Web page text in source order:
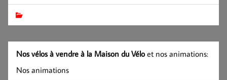
Nos vélos à vendre à la Maison du Véloet nos animations:
Nos animations